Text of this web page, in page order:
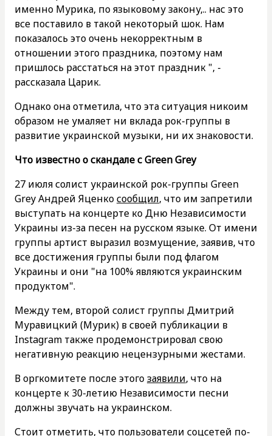
именно Мурика, по языковому закону,.. нас это
все поставило в такой некоторый шок. Нам
показалось это очень некорректным в
отношении этого праздника, поэтому нам
пришлось расстаться на этот праздник ", -
рассказала Царик.
Однако она отметила, что эта ситуация никоим
образом не умаляет ни вклада рок-группы в
развитие украинской музыки, ни их знаковости.
Что известно о скандале с Green Grey
27 июля солист украинской рок-группы Green
Grey Андрей Яценкосообщил, что им запретили
выступать на концерте ко Дню Независимости
Украины из-за песен на русском языке. От имени
группы артист выразил возмущение, заявив, что
все достижения группы были под флагом
Украины и они "на 100% являются украинским
продуктом".
Между тем, второй солист группы Дмитрий
Муравицкий (Мурик) в своей публикации в
Instagram также продемонстрировал свою
негативную реакцию нецензурными жестами.
В оргкомитете после этогозаявили, что на
концерте к 30-летию Независимости песни
должны звучать на украинском.
Стоит отметить, что пользователи соцсетей по-